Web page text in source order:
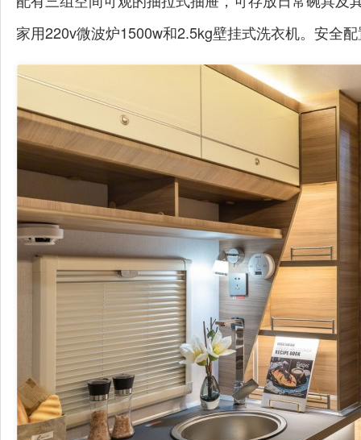
家用220v微波炉1500w和2.5kg壁挂式洗衣机。安全